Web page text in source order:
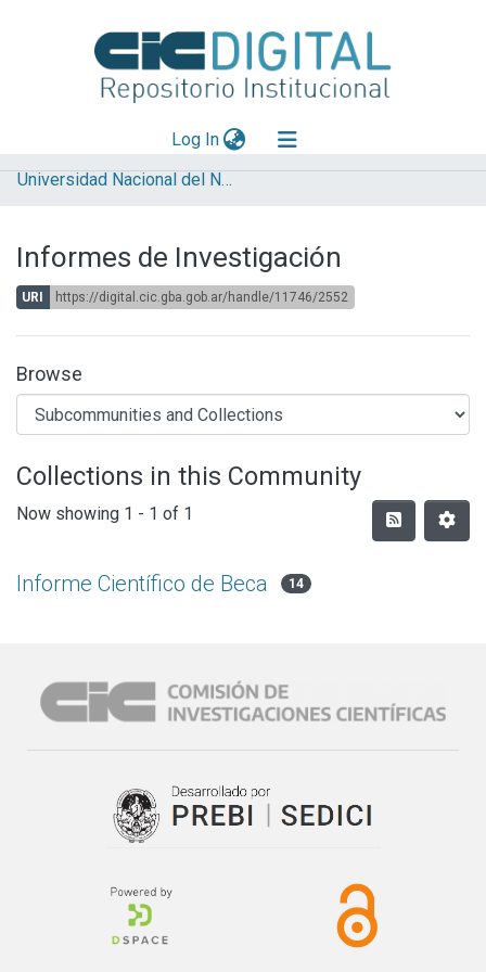
Log In(current)
Explorar
Aportar material
Statistics
Universidad Nacional del Noroeste de la Provincia de Buenos Aires (UNNOBA)
Informes de Investigación
URI https://digital.cic.gba.gob.ar/handle/11746/2552
Browse
Collections in this Community
Now showing 1 - 1 of 1
Informe Científico de Beca 14